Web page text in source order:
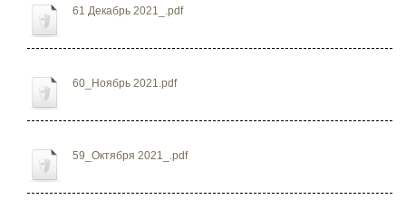
61 Декабрь 2021_.pdf
60_Ноябрь 2021.pdf
59_Октября 2021_.pdf